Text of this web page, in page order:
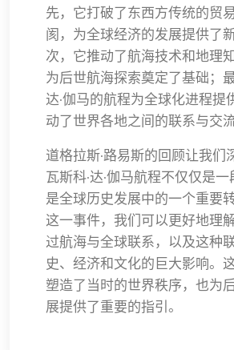
先，它打破了东西方传统的贸
阂，为全球经济的发展提供了
次，它推动了航海技术和地理
为后世航海探索奠定了基础；
达·伽马的航程为全球化进程提
动了世界各地之间的联系与交流
道格拉斯·路易斯的回顾让我们
瓦斯科·达·伽马航程不仅仅是
是全球历史发展中的一个重要
这一事件，我们可以更好地理
过航海与全球联系，以及这种
史、经济和文化的巨大影响。
塑造了当时的世界秩序，也为
展提供了重要的指引。